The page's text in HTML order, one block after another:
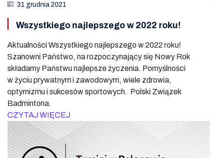
31 grudnia 2021
Wszystkiego najlepszego w 2022 roku!
Aktualności Wszystkiego najlepszego w 2022 roku!
Szanowni Państwo, na rozpoczynający się Nowy Rok
składamy Państwu najlepsze życzenia. Pomyślności
w życiu prywatnym i zawodowym, wiele zdrowia,
optymizmu i sukcesów sportowych. Polski Związek
Badmintona.
CZYTAJ WIĘCEJ